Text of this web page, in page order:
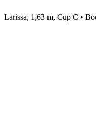
Larissa, 1,63 m, Cup C •